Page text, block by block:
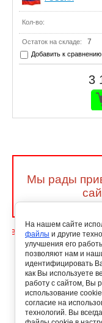
Кол-во:
Остаток на складе: 7
Добавить к сравнению
3
Мы рады
более 50 000
На нашем сайте
файлы и другие
улучшения его
позволяют нам и
идентифицировать
как Вы используете
работу с сайтом, Вы
использование
согласие на
технологий. Вы